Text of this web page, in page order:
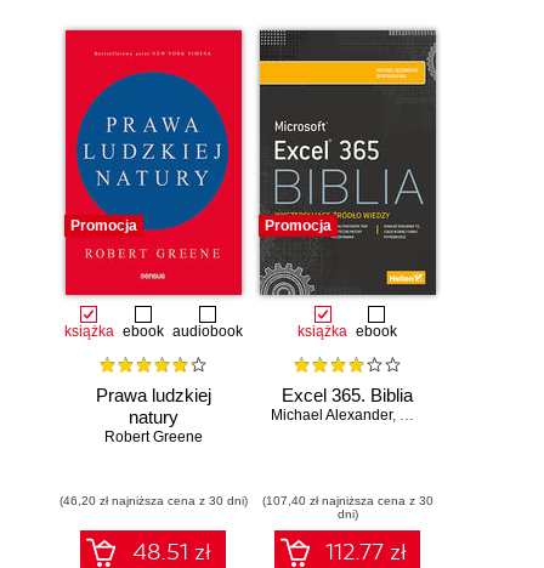
Promocja
książka ebook audiobook
Prawa ludzkiej
natury
Robert Greene
(46,20 zł najniższa cena z 30 dni)
48.51 zł
Promocja
książka ebook
Excel 365. Biblia
Michael Alexander, Dick Kusleika
(107,40 zł najniższa cena z 30
dni)
112.77 zł